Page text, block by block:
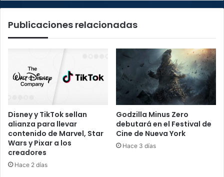
tarifas
electricidad,
Publicaciones relacionadas
Disney y TikTok sellan
alianza para llevar
contenido de Marvel, Star
Wars y Pixar a los
creadores
Hace 2 días
Godzilla Minus Zero
debutará en el Festival de
Cine de Nueva York
Hace 3 días